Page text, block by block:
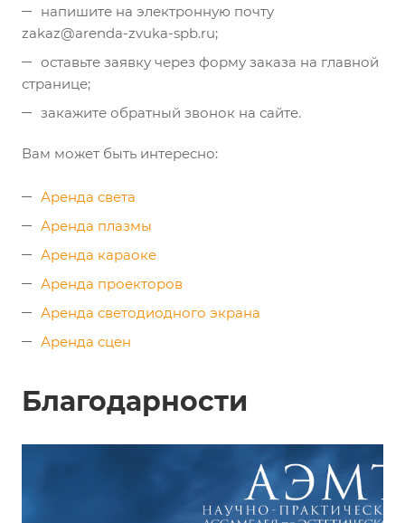
напишите на электронную почту
zakaz@arenda-zvuka-spb.ru;
оставьте заявку через форму заказа на главной
странице;
закажите обратный звонок на сайте.
Вам может быть интересно:
Аренда света
Аренда плазмы
Аренда караоке
Аренда проекторов
Аренда светодиодного экрана
Аренда сцен
Благодарности